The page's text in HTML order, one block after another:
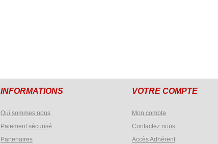
INFORMATIONS VOTRE COMPTE
Qui sommes nous
Paiement sécurisé
Partenaires
Mon compte
Contactez nous
Accès Adhérent